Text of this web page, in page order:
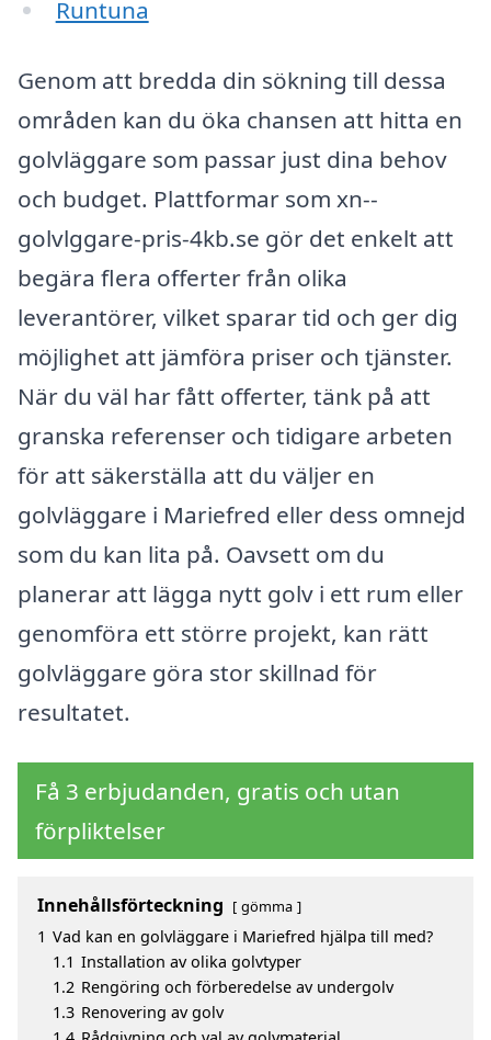
Runtuna
Genom att bredda din sökning till dessa
områden kan du öka chansen att hitta en
golvläggare som passar just dina behov
och budget. Plattformar som xn--
golvlggare-pris-4kb.se gör det enkelt att
begära flera offerter från olika
leverantörer, vilket sparar tid och ger dig
möjlighet att jämföra priser och tjänster.
När du väl har fått offerter, tänk på att
granska referenser och tidigare arbeten
för att säkerställa att du väljer en
golvläggare i Mariefred eller dess omnejd
som du kan lita på. Oavsett om du
planerar att lägga nytt golv i ett rum eller
genomföra ett större projekt, kan rätt
golvläggare göra stor skillnad för
resultatet.
Få 3 erbjudanden, gratis och utan
förpliktelser
Innehållsförteckning gömma
1 Vad kan en golvläggare i Mariefred hjälpa till med?
1.1 Installation av olika golvtyper
1.2 Rengöring och förberedelse av undergolv
1.3 Renovering av golv